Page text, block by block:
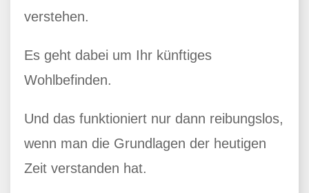
verstehen.
Es geht dabei um Ihr künftiges
Wohlbefinden.
Und das funktioniert nur dann reibungslos,
wenn man die Grundlagen der heutigen
Zeit verstanden hat.